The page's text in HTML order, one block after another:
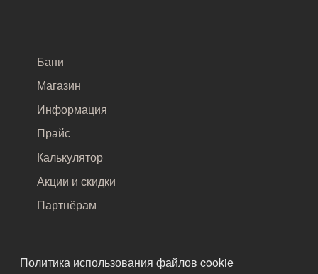
САМОЕ ВАЖНОЕ
Бани
Магазин
Информация
Прайс
Калькулятор
Акции и скидки
Партнёрам
ПОДВАЛ
Политика использования файлов cookie